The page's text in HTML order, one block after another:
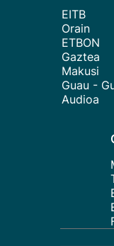
EITB
Orain
ETBON
Gaztea
Makusi
Guau -
Audioa